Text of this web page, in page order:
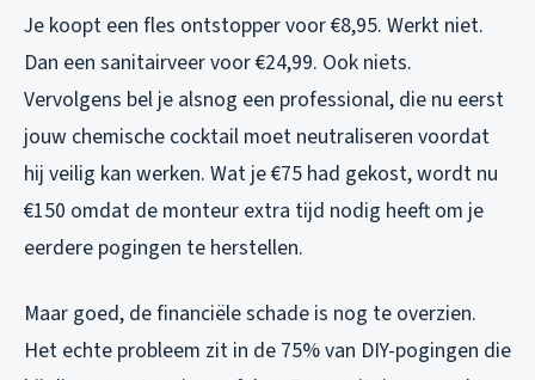
Je koopt een fles ontstopper voor €8,95. Werkt niet.
Dan een sanitairveer voor €24,99. Ook niets.
Vervolgens bel je alsnog een professional, die nu eerst
jouw chemische cocktail moet neutraliseren voordat
hij veilig kan werken. Wat je €75 had gekost, wordt nu
€150 omdat de monteur extra tijd nodig heeft om je
eerdere pogingen te herstellen.
Maar goed, de financiële schade is nog te overzien.
Het echte probleem zit in de 75% van DIY-pogingen die